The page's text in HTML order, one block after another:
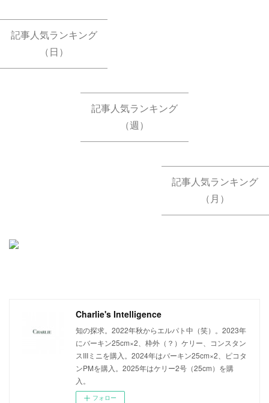
記事人気ランキング
（日）
記事人気ランキング
（週）
記事人気ランキング
（月）
Charlie's Intelligence
知の探求。2022年秋からエルパト中（笑）。2023年
にバーキン25cm×2、枠外（？）ケリー、コンスタン
スIIIミニを購入。2024年はバーキン25cm×2、ピコタ
ンPMを購入。2025年はケリー2号（25cm）を購
入。
フォロー